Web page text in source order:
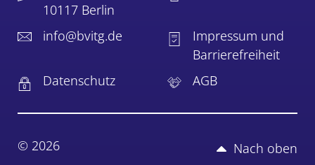
10117 Berlin
info@bvitg.de
Impressum und
Barrierefreiheit
Datenschutz
AGB
© 2026 Nach oben